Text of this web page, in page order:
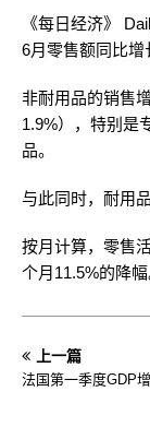
《每日经济》
6月零售额同比增
非耐用品的销售
1.9%），特别是
品。
与此同时，耐用
按月计算，零售
个月11.5%的降幅
上一篇
法国第一季度GDP